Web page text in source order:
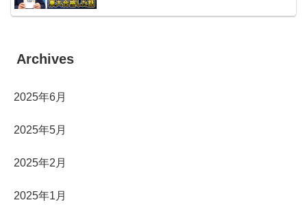
Archives
2025年6月
2025年5月
2025年2月
2025年1月